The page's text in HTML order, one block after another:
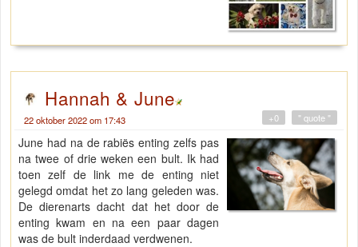
Hannah & June
22 oktober 2022 om 17:43 " quote "
+0
June had na de rabiës enting zelfs pas
na twee of drie weken een bult. Ik had
toen zelf de link me de enting niet
gelegd omdat het zo lang geleden was.
De dierenarts dacht dat het door de
enting kwam en na een paar dagen
was de bult inderdaad verdwenen.